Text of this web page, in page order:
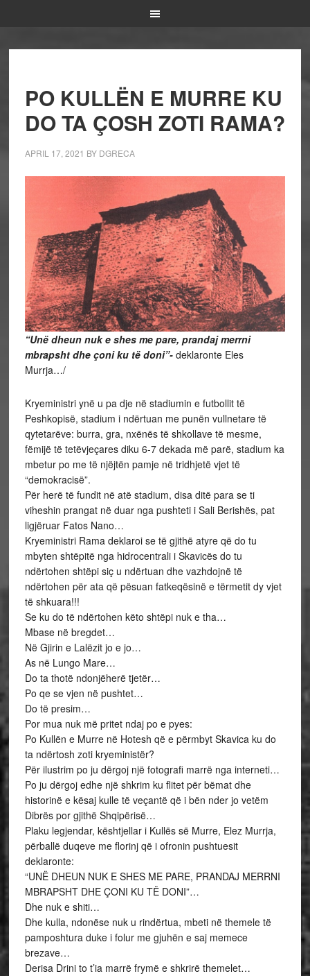
PO KULLËN E MURRE KU
DO TA ÇOSH ZOTI RAMA?
APRIL 17, 2021 BY DGRECA
“Unë dheun nuk e shes me pare, prandaj merrni
mbrapsht dhe çoni ku të doni”-deklaronte Eles
Murrja…/
Kryeministri ynë u pa dje në stadiumin e futbollit të
Peshkopisë, stadium i ndërtuan me punën vullnetare të
qytetarëve: burra, gra, nxënës të shkollave të mesme,
fëmijë të tetëvjeçares diku 6-7 dekada më parë, stadium ka
mbetur po me të njëjtën pamje në tridhjetë vjet të
“demokracisë”.
Për herë të fundit në atë stadium, disa ditë para se ti
viheshin prangat në duar nga pushteti i Sali Berishës, pat
ligjëruar Fatos Nano…
Kryeministri Rama deklaroi se të gjithë atyre që do tu
mbyten shtëpitë nga hidrocentrali i Skavicës do tu
ndërtohen shtëpi siç u ndërtuan dhe vazhdojnë të
ndërtohen për ata që pësuan fatkeqësinë e tërmetit dy vjet
të shkuara!!!
Se ku do të ndërtohen këto shtëpi nuk e tha…
Mbase në bregdet…
Në Gjirin e Lalëzit jo e jo…
As në Lungo Mare…
Do ta thotë ndonjëherë tjetër…
Po qe se vjen në pushtet…
Do të presim…
Por mua nuk më pritet ndaj po e pyes:
Po Kullën e Murre në Hotesh që e përmbyt Skavica ku do
ta ndërtosh zoti kryeministër?
Për ilustrim po ju dërgoj një fotografi marrë nga interneti…
Po ju dërgoj edhe një shkrim ku flitet për bëmat dhe
historinë e kësaj kulle të veçantë që i bën nder jo vetëm
Dibrës por gjithë Shqipërisë…
Plaku legjendar, kështjellar i Kullës së Murre, Elez Murrja,
përballë duqeve me florinj që i ofronin pushtuesit
deklaronte:
“UNË DHEUN NUK E SHES ME PARE, PRANDAJ MERRNI
MBRAPSHT DHE ÇONI KU TË DONI”…
Dhe nuk e shiti…
Dhe kulla, ndonëse nuk u rindërtua, mbeti në themele të
pamposhtura duke i folur me gjuhën e saj memece
brezave…
Derisa Drini to t’ia marrë frymë e shkrirë themelet…